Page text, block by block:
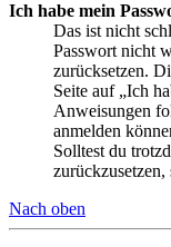
Ich habe mein
Das ist nicht
Passwort nicht
zurücksetzen.
Seite auf „Ich
Anweisungen
anmelden
Solltest du
Nach oben